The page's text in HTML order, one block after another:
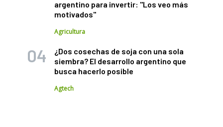
argentino para invertir: "Los veo más
motivados"
Agricultura
¿Dos cosechas de soja con una sola
siembra? El desarrollo argentino que
busca hacerlo posible
Agtech